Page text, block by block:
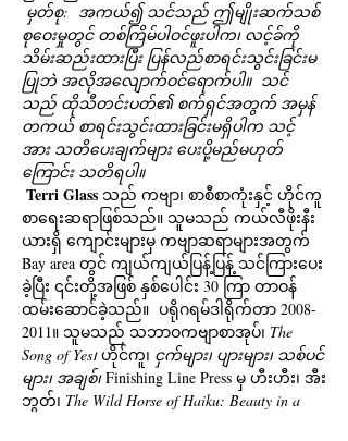
မှတ်စု: အကယ်၍ သင်သည် ဤမျိုးဆက်သစ်
စုဝေးမှုတွင် တစ်ကြိမ်ပါဝင်ဖူးပါက၊ လင့်ခ်ကို
သိမ်းဆည်းထားပြီး ပြန်လည်စာရင်းသွင်းခြင်းမ
ပြုဘဲ အလိုအလျောက်ဝင်ရောက်ပါ။ သင်
သည် ထိုသီတင်းပတ်၏ စက်ရှင်အတွက် အမှန်
တကယ် စာရင်းသွင်းထားခြင်းမရှိပါက သင့်
အား သတိပေးချက်များ ပေးပို့မည်မဟုတ်
ကြောင်း သတိရပါ။
Terri Glass သည် ကဗျာ၊ စာစီစာကုံးနှင့် ဟိုင်ကူ
စာရေးဆရာဖြစ်သည်။ သူမသည် ကယ်လီဖိုးနီး
ယားရှိ ကျောင်းများမှ ကဗျာဆရာများအတွက်
Bay area တွင် ကျယ်ကျယ်ပြန့်ပြန့် သင်ကြားပေး
ခဲ့ပြီး ၎င်းတို့အဖြစ် နှစ်ပေါင်း 30 ကြာ တာဝန်
ထမ်းဆောင်ခဲ့သည်။  ပရိုဂရမ်ဒါရိုက်တာ 2008-
2011။ သူမသည် သဘာဝကဗျာစာအုပ်၊ The
Song of Yes၊ ဟိုင်ကူ၊ ငှက်များ၊ ပျားများ၊ သစ်ပင်
များ၊ အချစ်၊ Finishing Line Press မှ ဟီးဟီး၊ အီး
ဘွတ်၊ The Wild Horse of Haiku: Beauty in a